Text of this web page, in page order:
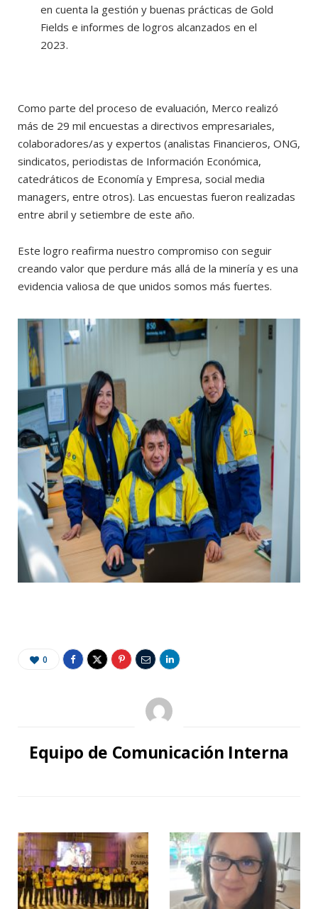
en cuenta la gestión y buenas prácticas de Gold
Fields e informes de logros alcanzados en el
2023.
Como parte del proceso de evaluación, Merco realizó
más de 29 mil encuestas a directivos empresariales,
colaboradores/as y expertos (analistas Financieros, ONG,
sindicatos, periodistas de Información Económica,
catedráticos de Economía y Empresa, social media
managers, entre otros). Las encuestas fueron realizadas
entre abril y setiembre de este año.
Este logro reafirma nuestro compromiso con seguir
creando valor que perdure más allá de la minería y es una
evidencia valiosa de que unidos somos más fuertes.
0
Equipo de Comunicación Interna